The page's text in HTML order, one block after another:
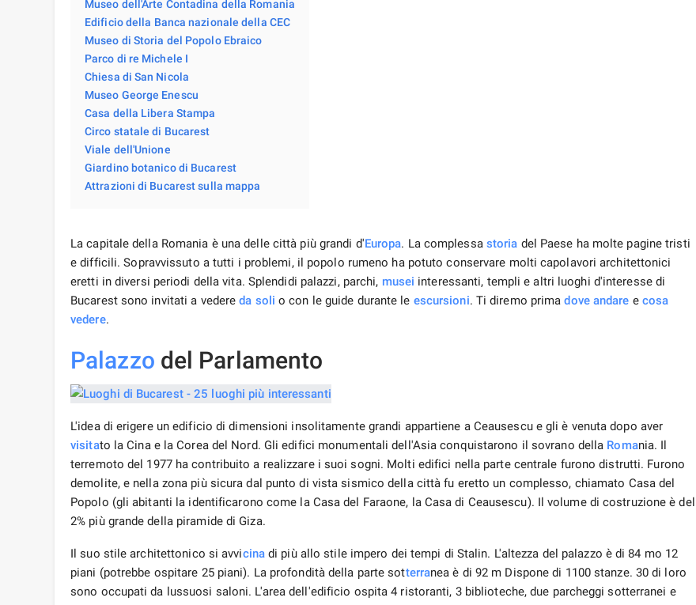
Museo dell'Arte Contadina della Romania
Edificio della Banca nazionale della CEC
Museo di Storia del Popolo Ebraico
Parco di re Michele I
Chiesa di San Nicola
Museo George Enescu
Casa della Libera Stampa
Circo statale di Bucarest
Viale dell'Unione
Giardino botanico di Bucarest
Attrazioni di Bucarest sulla mappa
La capitale della Romania è una delle città più grandi d'Europa. La complessa storia del Paese ha molte pagine tristi
e difficili. Sopravvissuto a tutti i problemi, il popolo rumeno ha potuto conservare molti capolavori architettonici
eretti in diversi periodi della vita. Splendidi palazzi, parchi, musei interessanti, templi e altri luoghi d'interesse di
Bucarest sono invitati a vedereda soli o con le guide durante le escursioni. Ti diremo primadove andare e cosa
vedere.
Palazzo del Parlamento
L'idea di erigere un edificio di dimensioni insolitamente grandi appartiene a Ceausescu e gli è venuta dopo aver
visitato la Cina e la Corea del Nord. Gli edifici monumentali dell'Asia conquistarono il sovrano della Romania. Il
terremoto del 1977 ha contribuito a realizzare i suoi sogni. Molti edifici nella parte centrale furono distrutti. Furono
demolite, e nella zona più sicura dal punto di vista sismico della città fu eretto un complesso, chiamato Casa del
Popolo (gli abitanti la identificarono come la Casa del Faraone, la Casa di Ceausescu). Il volume di costruzione è del
2% più grande della piramide di Giza.
Il suo stile architettonico si avvicinadi più allo stile impero dei tempi di Stalin. L'altezza del palazzo è di 84 mo 12
piani (potrebbe ospitare 25 piani). La profondità della parte sotterranea è di 92 m Dispone di 1100 stanze. 30 di loro
sono occupati da lussuosi saloni. L'area dell'edificio ospita 4 ristoranti, 3 biblioteche, due parcheggi sotterranei e